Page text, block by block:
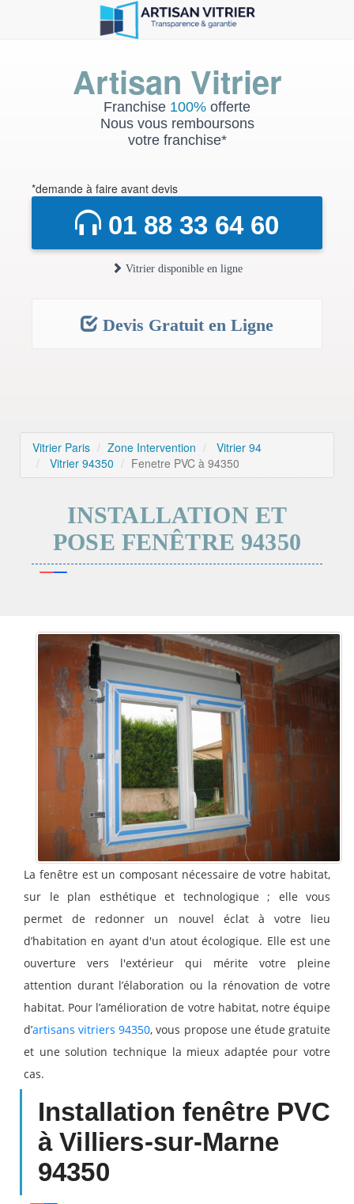
Artisan Vitrier
Franchise 100% offerte
Nous vous remboursons
votre franchise*
*demande à faire avant devis
01 88 33 64 60
Vitrier disponible en ligne
Devis Gratuit en Ligne
Vitrier Paris Zone Intervention
Vitrier 94
Vitrier 94350
Fenetre PVC à 94350
INSTALLATION ET
POSE FENÊTRE 94350
La fenêtre est un composant nécessaire de votre habitat,
sur le plan esthétique et technologique ; elle vous
permet de redonner un nouvel éclat à votre lieu
d’habitation en ayant d'un atout écologique. Elle est une
ouverture vers l'extérieur qui mérite votre pleine
attention durant l’élaboration ou la rénovation de votre
habitat. Pour l’amélioration de votre habitat, notre équipe
d’artisans vitriers 94350, vous propose une étude gratuite
et une solution technique la mieux adaptée pour votre
cas.
Installation fenêtre PVC
à Villiers-sur-Marne
94350